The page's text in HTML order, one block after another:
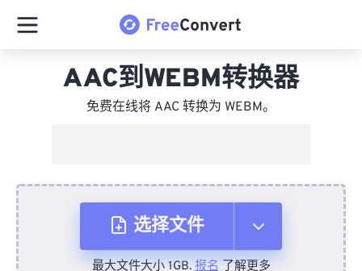
AAC到WEBM转换器
免费在线将 AAC 转换为 WEBM。
选择文件
最大文件大小 1GB.报名了解更多